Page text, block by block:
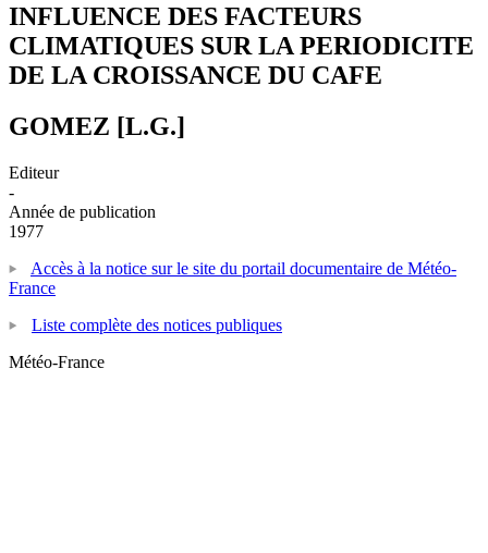
INFLUENCE DES FACTEURS
CLIMATIQUES SUR LA PERIODICITE
DE LA CROISSANCE DU CAFE
GOMEZ [L.G.]
Editeur
-
Année de publication
1977
Accès à la notice sur le site du portail documentaire de Météo-
France
Liste complète des notices publiques
Météo-France